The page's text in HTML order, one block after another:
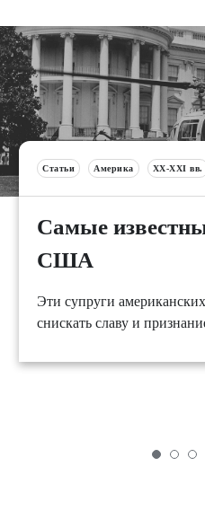
Статьи Америка XX-XXI вв.
Самые
США
Эти супруги
снискать славу и